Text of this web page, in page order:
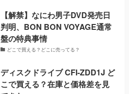
【解禁】なにわ男子DVD発売日
判明、BON BON VOYAGE通常
盤の特典事情
どこで買える？どこに売ってる？
ディスクドライブ CFI-ZDD1J ど
こで買える？在庫と価格差を見